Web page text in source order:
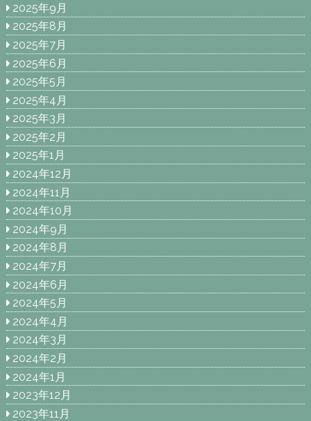
2025年9月
2025年8月
2025年7月
2025年6月
2025年5月
2025年4月
2025年3月
2025年2月
2025年1月
2024年12月
2024年11月
2024年10月
2024年9月
2024年8月
2024年7月
2024年6月
2024年5月
2024年4月
2024年3月
2024年2月
2024年1月
2023年12月
2023年11月